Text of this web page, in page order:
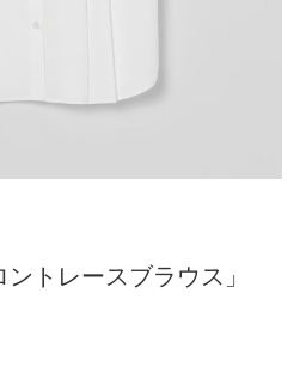
ントレースブラウス」